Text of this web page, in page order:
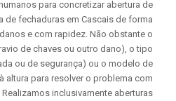
para concretizar abertura de
de fechaduras em Cascais de forma
e com rapidez. Não obstante o
de chaves ou outro dano), o tipo
ou de segurança) ou o modelo de
altura para resolver o problema com
inclusivamente aberturas